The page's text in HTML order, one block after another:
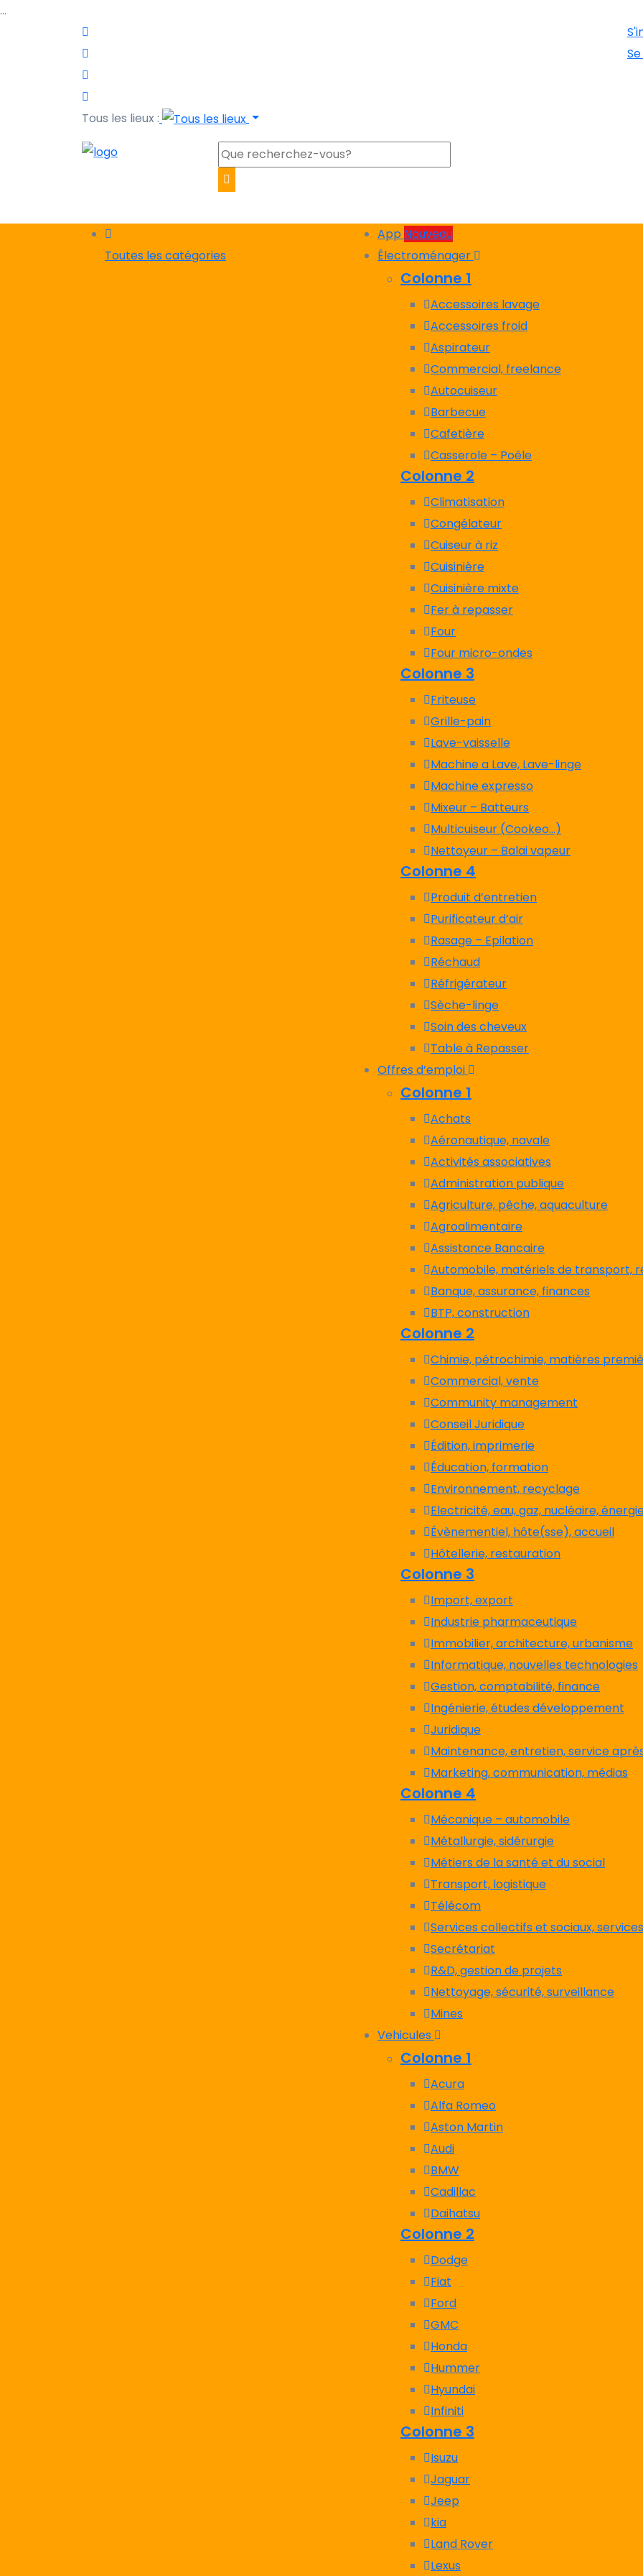
…
Tous les lieux :
Toutes les catégories
App Nouveau
Électroménager
Colonne 1
Accessoires lavage
Accessoires froid
Aspirateur
Commercial, freelance
Autocuiseur
Barbecue
Cafetière
Casserole – Poêle
Colonne 2
Climatisation
Congélateur
Cuiseur à riz
Cuisinière
Cuisinière mixte
Fer à repasser
Four
Four micro-ondes
Colonne 3
Friteuse
Grille-pain
Lave-vaisselle
Machine a Lave, Lave-linge
Machine expresso
Mixeur – Batteurs
Multicuiseur (Cookeo…)
Nettoyeur – Balai vapeur
Colonne 4
Produit d’entretien
Purificateur d’air
Rasage – Epilation
Réchaud
Réfrigérateur
Sèche-linge
Soin des cheveux
Table à Repasser
Offres d’emploi
Colonne 1
Achats
Aéronautique, navale
Activités associatives
Administration publique
Agriculture, pêche, aquaculture
Agroalimentaire
Assistance Bancaire
Automobile, matériels de transport,
Banque, assurance, finances
BTP, construction
Colonne 2
Chimie, pétrochimie, matières
Commercial, vente
Community management
Conseil Juridique
Édition, imprimerie
Éducation, formation
Environnement, recyclage
Electricité, eau, gaz, nucléaire,
Évènementiel, hôte(sse), accueil
Hôtellerie, restauration
Colonne 3
Import, export
Industrie pharmaceutique
Immobilier, architecture, urbanisme
Informatique, nouvelles technologies
Gestion, comptabilité, finance
Ingénierie, études développement
Juridique
Maintenance, entretien, service
Marketing, communication, médias
Colonne 4
Mécanique – automobile
Métallurgie, sidérurgie
Métiers de la santé et du social
Transport, logistique
Télécom
Services collectifs et sociaux,
Secrétariat
R&D, gestion de projets
Nettoyage, sécurité, surveillance
Mines
Vehicules
Colonne 1
Acura
Alfa Romeo
Aston Martin
Audi
BMW
Cadillac
Daihatsu
Colonne 2
Dodge
Fiat
Ford
GMC
Honda
Hummer
Hyundai
Infiniti
Colonne 3
Isuzu
Jaguar
Jeep
kia
Land Rover
Lexus